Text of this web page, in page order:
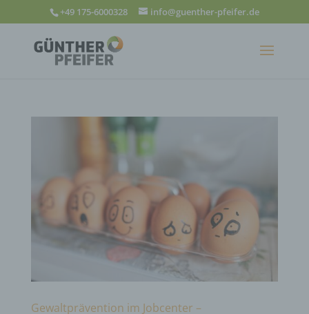
+49 175-6000328 info@guenther-pfeifer.de
Gewaltprävention im Jobcenter –